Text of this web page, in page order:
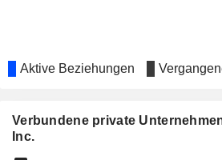
CO., LTD.
NEXTAGE CO., LTD.
Aktive Beziehungen
Verbundene private
Inc.